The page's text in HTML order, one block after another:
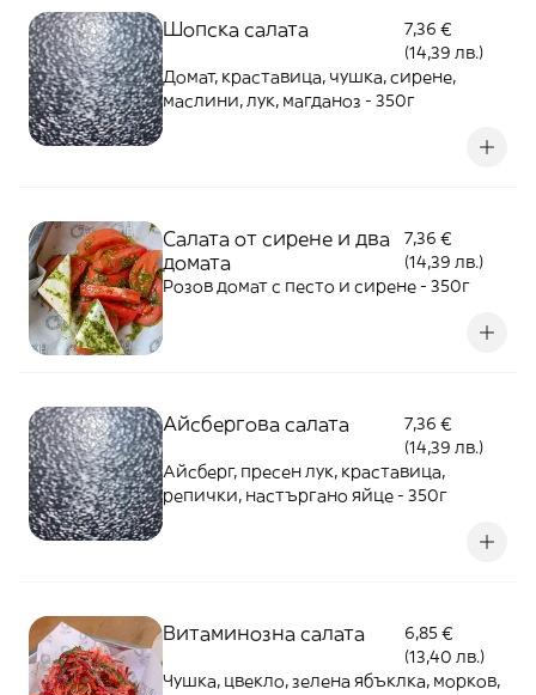
Шопска салата
7,36 €
(14,39 лв.)
Домат, краставица, чушка, сирене,
маслини, лук, магданоз - 350г
Салата от сирене и два
домата
7,36 €
(14,39 лв.)
Розов домат с песто и сирене - 350г
Айсбергова салата
7,36 €
(14,39 лв.)
Айсберг, пресен лук, краставица,
репички, настъргано яйце - 350г
Витаминозна салата
6,85 €
(13,40 лв.)
Чушка, цвекло, зелена ябъклка, морков,